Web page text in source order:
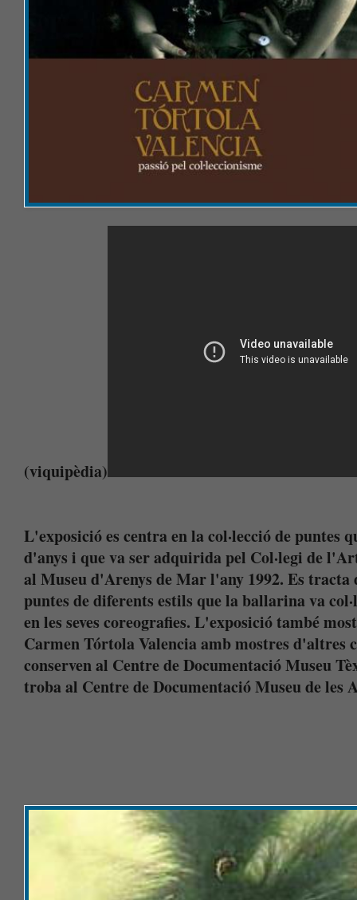
(viquipèdia)
L'exposició es centra en la col·lecció de
d'anys i que va ser adquirida pel Col·legi de
al Museu d'Arenys de Mar l'any 1992. Es tracta
puntes de diferents estils que la ballarina va
en les seves coreografies. L'exposició també
Carmen Tórtola Valencia amb mostres d'altres
conserven al Centre de Documentació Museu
troba al Centre de Documentació Museu de les